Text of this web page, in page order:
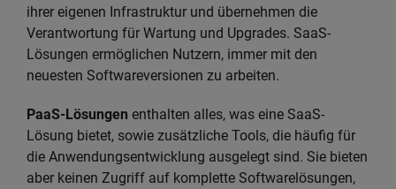
ihrer eigenen Infrastruktur und übernehmen die
Verantwortung für Wartung und Upgrades. SaaS-
Lösungen ermöglichen Nutzern, immer mit den
neuesten Softwareversionen zu arbeiten.
PaaS-Lösungen enthalten alles, was eine SaaS-
Lösung bietet, sowie zusätzliche Tools, die häufig für
die Anwendungsentwicklung ausgelegt sind. Sie bieten
aber keinen Zugriff auf komplette Softwarelösungen,